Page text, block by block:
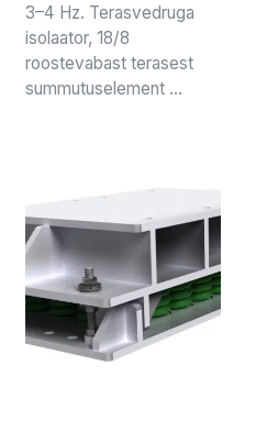
3–4 Hz. Terasvedruga
isolaator, 18/8
roostevabast terasest
summutuselement ...